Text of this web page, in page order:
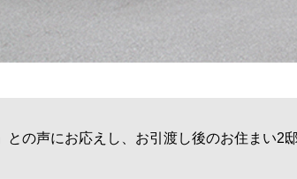
との声にお応えし、お引渡し後のお住まい2